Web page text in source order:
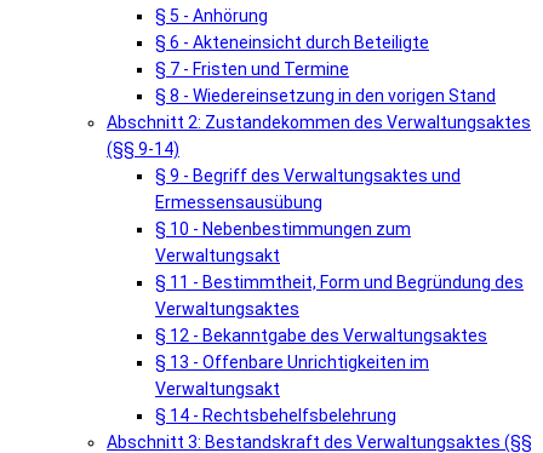
§ 5 - Anhörung
§ 6 - Akteneinsicht durch Beteiligte
§ 7 - Fristen und Termine
§ 8 - Wiedereinsetzung in den vorigen Stand
Abschnitt 2: Zustandekommen des Verwaltungsaktes
(§§ 9-14)
§ 9 - Begriff des Verwaltungsaktes und
Ermessensausübung
§ 10 - Nebenbestimmungen zum
Verwaltungsakt
§ 11 - Bestimmtheit, Form und Begründung des
Verwaltungsaktes
§ 12 - Bekanntgabe des Verwaltungsaktes
§ 13 - Offenbare Unrichtigkeiten im
Verwaltungsakt
§ 14 - Rechtsbehelfsbelehrung
Abschnitt 3: Bestandskraft des Verwaltungsaktes (§§